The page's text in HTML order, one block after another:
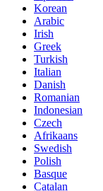
Korean
Arabic
Irish
Greek
Turkish
Italian
Danish
Romanian
Indonesian
Czech
Afrikaans
Swedish
Polish
Basque
Catalan